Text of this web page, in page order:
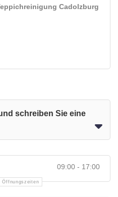
Cadolzburg
schreiben Sie eine
09:00 - 17:00
Öffnungszeiten